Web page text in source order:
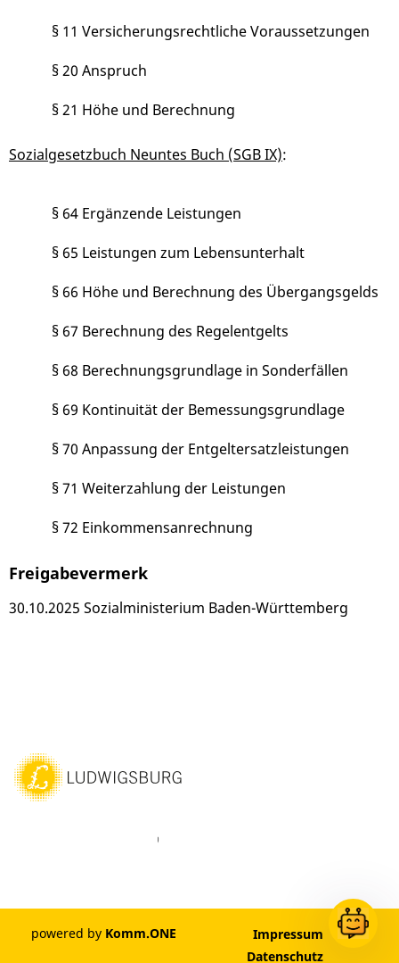
§ 11 Versicherungsrechtliche Voraussetzungen
§ 20 Anspruch
§ 21 Höhe und Berechnung
Sozialgesetzbuch Neuntes Buch (SGB IX):
§ 64 Ergänzende Leistungen
§ 65 Leistungen zum Lebensunterhalt
§ 66 Höhe und Berechnung des Übergangsgelds
§ 67 Berechnung des Regelentgelts
§ 68 Berechnungsgrundlage in Sonderfällen
§ 69 Kontinuität der Bemessungsgrundlage
§ 70 Anpassung der Entgeltersatzleistungen
§ 71 Weiterzahlung der Leistungen
§ 72 Einkommensanrechnung
Freigabevermerk
30.10.2025 Sozialministerium Baden-Württemberg
LinkedIn
powered by Komm.ONE
Impressum
Datenschutz